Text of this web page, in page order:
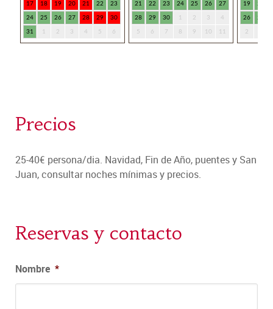
Precios
25-40€ persona/dia. Navidad, Fin de Año, puentes y San
Juan, consultar noches mínimas y precios.
Reservas y contacto
Nombre *